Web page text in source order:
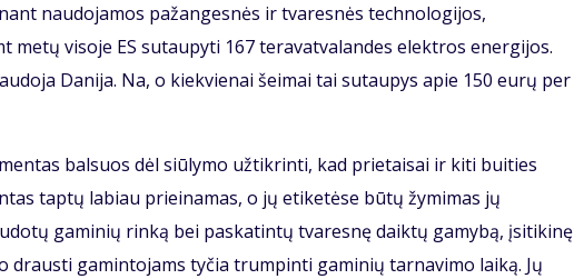
naudojamos pažangesnės ir tvaresnės technologijos,
metų visoje ES sutaupyti 167 teravatvalandes elektros energijos.
Danija. Na, o kiekvienai šeimai tai sutaupys apie 150 eurų per
balsuos dėl siūlymo užtikrinti, kad prietaisai ir kiti buities
taptų labiau prieinamas, o jų etiketėse būtų žymimas jų
gaminių rinką bei paskatintų tvaresnę daiktų gamybą, įsitikinę
drausti gamintojams tyčia trumpinti gaminių tarnavimo laiką. Jų